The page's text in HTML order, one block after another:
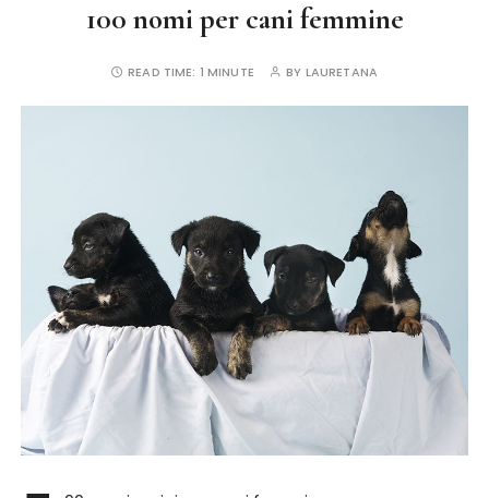
100 nomi per cani femmine
READ TIME: 1 MINUTE BY LAURETANA